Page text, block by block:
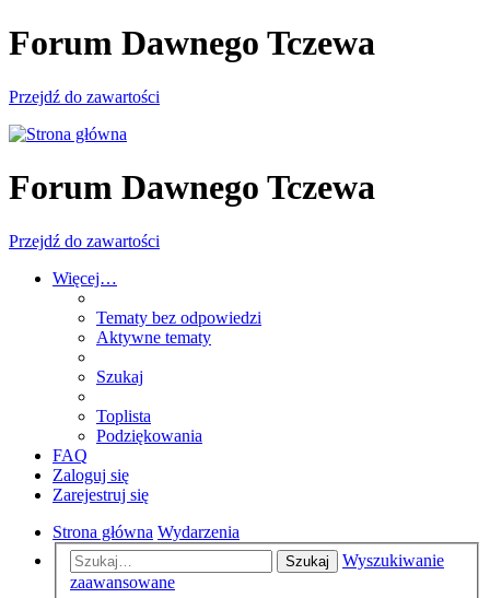
Forum Dawnego Tczewa
Przejdź do zawartości
Forum Dawnego Tczewa
Przejdź do zawartości
Więcej…
Tematy bez odpowiedzi
Aktywne tematy
Szukaj
Toplista
Podziękowania
FAQ
Zaloguj się
Zarejestruj się
Strona główna Wydarzenia
Szukaj
Wyszukiwanie
zaawansowane